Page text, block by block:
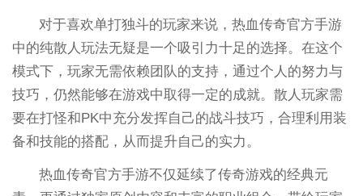
对于喜欢单打独斗的玩家来说，热血传奇官方手游
中的纯散人玩法无疑是一个吸引力十足的选择。在这个
模式下，玩家无需依赖团队的支持，通过个人的努力与
技巧，仍然能够在游戏中取得一定的成就。散人玩家需
要在打怪和PK中充分发挥自己的战斗技巧，合理利用装
备和技能的搭配，从而提升自己的实力。
热血传奇官方手游不仅延续了传奇游戏的经典元